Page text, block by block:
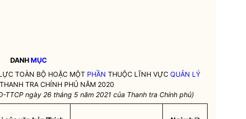
DANHMỤC
TOÀN BỘ HOẶC MỘT PHẦN THUỘC LĨNH VỰC QUẢN LÝ
TRA CHÍNH PHỦ NĂM 2020
TTCP ngày 26 tháng 5 năm 2021 của Thanh tra Chính phủ)